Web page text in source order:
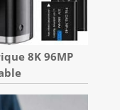
8K 96MP